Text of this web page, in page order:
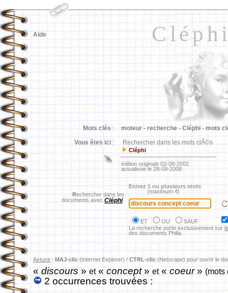
Aide
Mots clés : moteur - recherche - Cléphi - mots
Vous êtes ici : Rechercher dans les mots clÃ©s
Cléphi
édition originale 02-08-2002
actualisée le 28-09-2008
Rechercher dans les
documents avec Cléphi
Entrez 1 ou plusieurs mots
(maximum 4)
ET OU
SAUF
La recherche porte exclusivement sur
des documents Philia.
Astuce : MAJ-clic (Internet Explorer) / CTRL-clic (Netscape) pour ouvrir le
«discours » et« concept» et« coeur» (mots
2 occurrences trouvées :